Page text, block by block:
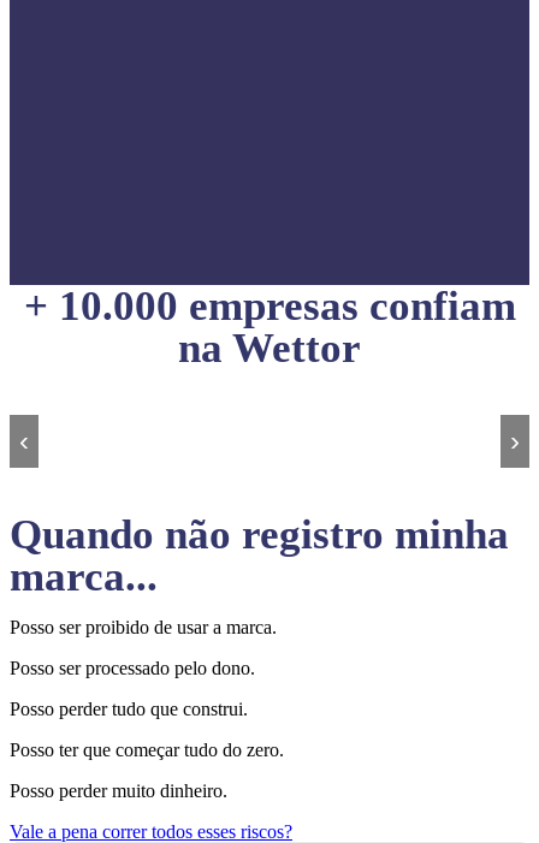
+ 10.000 empresas confiam
na Wettor
‹ ›
Quando não registro minha
marca...
Posso ser proibido de usar a marca.
Posso ser processado pelo dono.
Posso perder tudo que construi.
Posso ter que começar tudo do zero.
Posso perder muito dinheiro.
Vale a pena correr todos esses riscos?